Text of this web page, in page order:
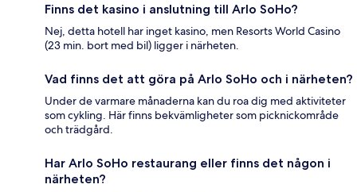
Finns det kasino i anslutning till Arlo SoHo?
Nej, detta hotell har inget kasino, men Resorts World Casino
(23 min. bort med bil) ligger i närheten.
Vad finns det att göra på Arlo SoHo och i närheten?
Under de varmare månaderna kan du roa dig med aktiviteter
som cykling. Här finns bekvämligheter som picknickområde
och trädgård.
Har Arlo SoHo restaurang eller finns det någon i
närheten?